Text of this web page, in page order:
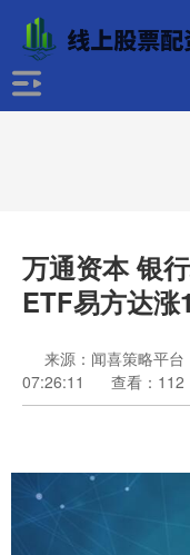
万通资本 银
ETF易方达涨
来源：闻喜策略平台
07:26:11
查看：112